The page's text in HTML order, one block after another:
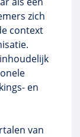
zich
context
en
van